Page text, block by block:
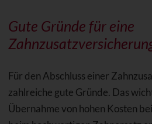
Gute Gründe für eine
Für den Abschluss einer
zahlreiche gute Gründe. Das
Übernahme von hohen Kosten